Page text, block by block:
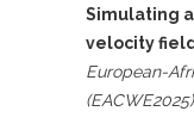
Simulating
velocity
European-